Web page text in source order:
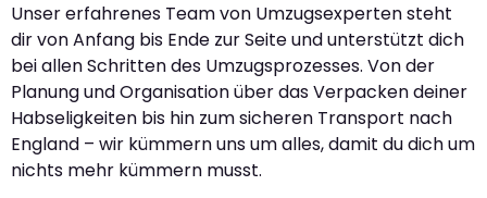
Unser erfahrenes Team von Umzugsexperten steht
dir von Anfang bis Ende zur Seite und unterstützt dich
bei allen Schritten des Umzugsprozesses. Von der
Planung und Organisation über das Verpacken deiner
Habseligkeiten bis hin zum sicheren Transport nach
England – wir kümmern uns um alles, damit du dich um
nichts mehr kümmern musst.